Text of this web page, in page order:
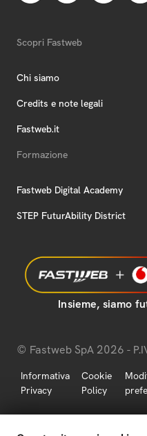
Scopri Fastweb
Chi siamo
Credits e note legali
Fastweb.it
Formazione
Fastweb Digital Academy
STEP FuturAbility District
Insieme, siamo
© Fastweb SpA 2026 -
Informativa
Privacy
Cookie
Policy